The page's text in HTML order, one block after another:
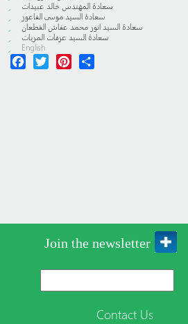
سعادة المهندس خالد عبيدات
سعادة السيد موسى الفاعور
سعادة السيد انور محمد عفاش القطعان
سعادة السيد عرفات المريات
English
Facebook
Twitter Pinterest
Join the newsletter
Contact Us